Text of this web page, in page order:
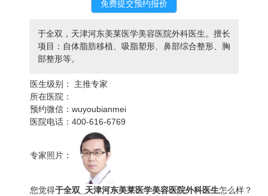
于全双，天津河东美莱医学美容医院外科医生。擅长
项目：自体脂肪移植、吸脂塑形、鼻部综合整形、胸
部整形等。
医生级别：
主推专家
所在医院：
预约微信：wuyoubianmei
医院电话：400-616-6769
专家照片：
您觉得于全双_天津河东美莱医学美容医院外科医生怎么样？